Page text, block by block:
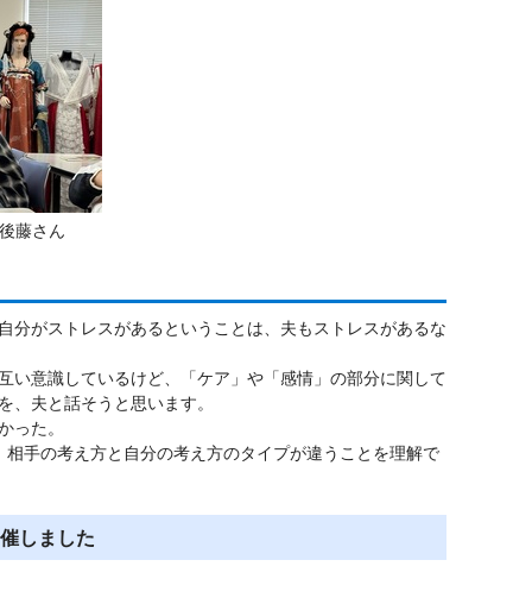
藤さん
分がストレスがあるということは、夫もストレスがあるな
い意識しているけど、「ケア」や「感情」の部分に関して
夫と話そうと思います。
った。
手の考え方と自分の考え方のタイプが違うことを理解で
しました